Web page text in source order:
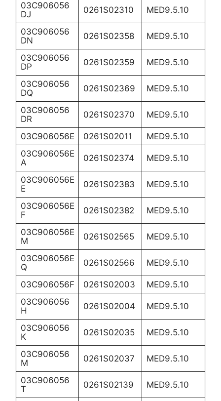
03C906056
DJ
0261S02310 MED9.5.10
03C906056
DN
0261S02358 MED9.5.10
03C906056
DP
0261S02359 MED9.5.10
03C906056
DQ
0261S02369 MED9.5.10
03C906056
DR
0261S02370 MED9.5.10
03C906056E 0261S02011
MED9.5.10
03C906056E
A
0261S02374 MED9.5.10
03C906056E
E
0261S02383 MED9.5.10
03C906056E
F
0261S02382 MED9.5.10
03C906056E
M
0261S02565 MED9.5.10
03C906056E
Q
0261S02566 MED9.5.10
03C906056F 0261S02003
MED9.5.10
03C906056
H
0261S02004 MED9.5.10
03C906056
K
0261S02035 MED9.5.10
03C906056
M
0261S02037 MED9.5.10
03C906056
T
0261S02139 MED9.5.10